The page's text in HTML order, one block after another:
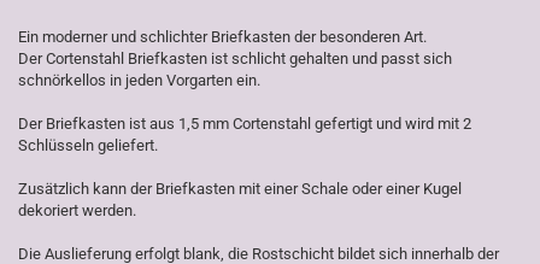
Ein moderner und schlichter Briefkasten der besonderen Art.
Der Cortenstahl Briefkasten ist schlicht gehalten und passt sich
schnörkellos in jeden Vorgarten ein.
Der Briefkasten ist aus 1,5 mm Cortenstahl gefertigt und wird mit 2
Schlüsseln geliefert.
Zusätzlich kann der Briefkasten mit einer Schale oder einer Kugel
dekoriert werden.
Die Auslieferung erfolgt blank, die Rostschicht bildet sich innerhalb der